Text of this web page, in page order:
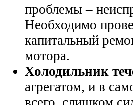
проблемы –
Необходимо
капитальный
мотора.
Холодильник
агрегатом, и в